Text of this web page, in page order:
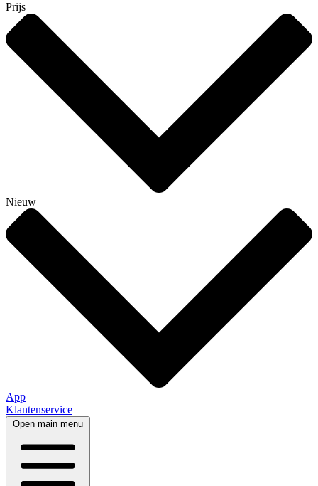
Prijs
Nieuw
App
Klantenservice
Open main menu